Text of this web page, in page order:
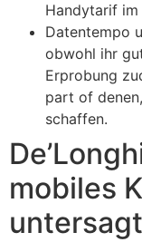
Handytarif
Daten­tempo
obwohl ihr
Erprobung
part of
schaffen.
mobiles
untersagt